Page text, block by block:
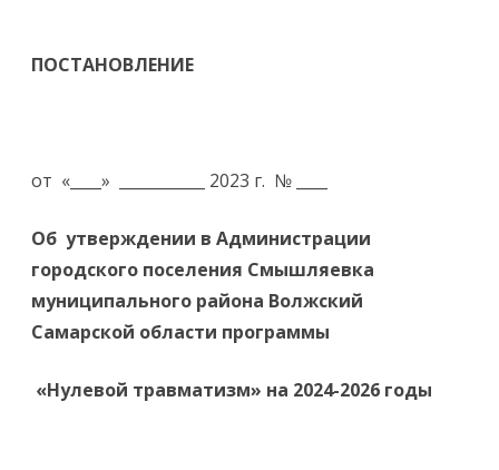
ПОСТАНОВЛЕНИЕ
от «____» ___________ 2023 г. № ____
Об утверждении в Администрации
городского поселения Смышляевка
муниципального района Волжский
Самарской области программы
«Нулевой травматизм» на 2024-2026 годы